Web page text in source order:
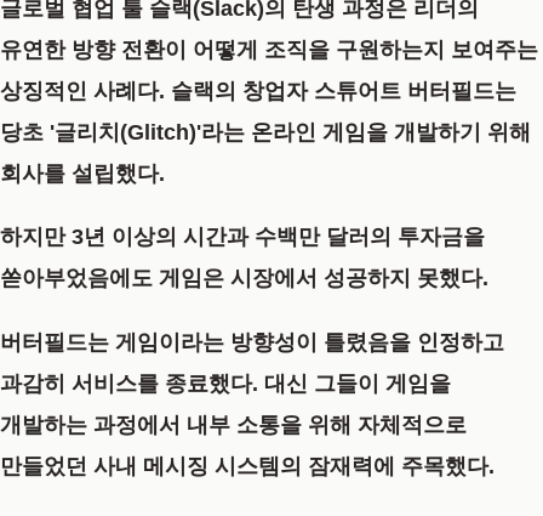
글로벌 협업 툴 슬랙(Slack)의 탄생 과정은 리더의
유연한 방향 전환이 어떻게 조직을 구원하는지 보여주는
상징적인 사례다. 슬랙의 창업자 스튜어트 버터필드는
당초 '글리치(Glitch)'라는 온라인 게임을 개발하기 위해
회사를 설립했다.
하지만 3년 이상의 시간과 수백만 달러의 투자금을
쏟아부었음에도 게임은 시장에서 성공하지 못했다.
버터필드는 게임이라는 방향성이 틀렸음을 인정하고
과감히 서비스를 종료했다. 대신 그들이 게임을
개발하는 과정에서 내부 소통을 위해 자체적으로
만들었던 사내 메시징 시스템의 잠재력에 주목했다.